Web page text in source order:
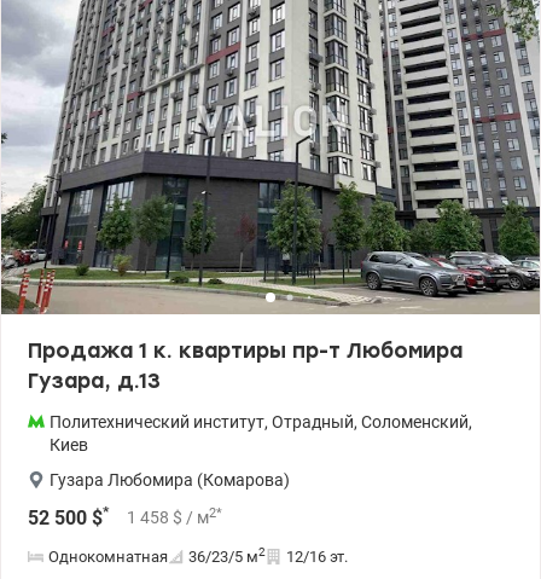
электроэнергии Низкие коммунальные платежи: 1300–1400
грн/мес (включая обслуживание территории,
видеонаблюдение, обслуживание лифтов, охрану) Никогда не
было перебоев со светом и водой Современный ремонт: дорогая
мягкая мебель, кондиционер, телевизор, кухонный гарнитур.
Установлен фильтр для воды (осмос) Удобное зонирование:
стильная перегородка отделяет зону балкона от гостиной.
Инфраструктура ЖК: Детский сад Магазины, кафе, салон
красоты Современная детская площадка и зона барбекю
Видеонаблюдение и охрана 2 лифта и красивая гостевая зона
Локация: 5 минут пешком до парков «Юность» и «Генерала
Потапова» Удобная транспортная развязка: скоростной трамвай,
автобусы, маршрутки Быстрый доступ к центру города, ТРЦ
«Украина», цирку и железнодорожному вокзалу Цена 90000 у.е.
Продажа 1 к. квартиры пр-т Любомира
Гузара, д.13
Политехнический институт, Отрадный, Соломенский,
Киев
Гузара Любомира (Комарова)
52 500 $* 1 458 $ / м2*
Однокомнатная 36/23/5 м2 12/16 эт.